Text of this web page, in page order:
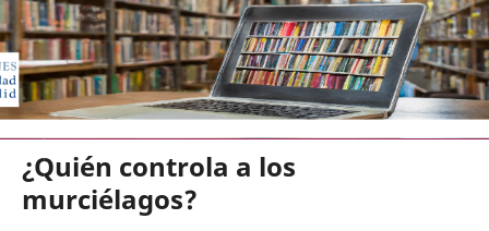
EDICIONES UNIVERSIDAD DE
¿Quién controla a los
murciélagos?